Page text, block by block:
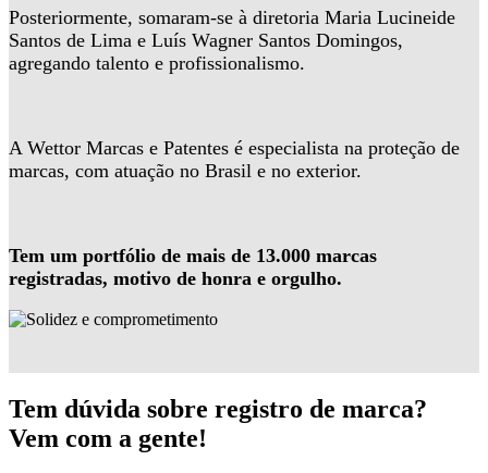
Posteriormente, somaram-se à diretoria Maria Lucineide
Santos de Lima e Luís Wagner Santos Domingos,
agregando talento e profissionalismo.
A Wettor Marcas e Patentes é especialista na proteção de
marcas, com atuação no Brasil e no exterior.
Tem um portfólio de mais de 13.000 marcas
registradas, motivo de honra e orgulho.
Tem dúvida sobre registro de marca?
Vem com a gente!